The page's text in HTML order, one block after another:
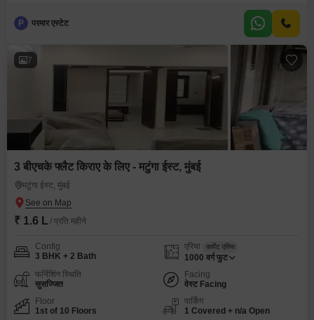
P परमार एस्टेट
7
3 बीएचके फ्लैट किराए के लिए - मटुंगा ईस्ट, मुंबई
मटुंगा ईस्ट, मुंबई
₹ 1.6 L / प्रति महीने
Config
3 BHK + 2 Bath
एरिया कार्पेट एरिया
1000 वर्ग फुट
फर्निशिंग स्थिति
सुसज्जित
Facing
वेस्ट Facing
Floor
1st of 10 Floors
पार्किंग
1 Covered + n/a Open